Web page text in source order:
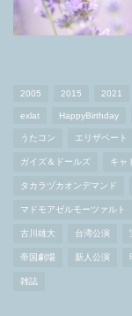
2005 2015 2021
exlat HappyBirthday
うたコン エリザベート
ガイズ＆ドールズ キャ
タカラヅカオンデマンド
マドモアゼルモーツァルト
古川雄大 台湾公演
帝国劇場 新人公演
雑誌